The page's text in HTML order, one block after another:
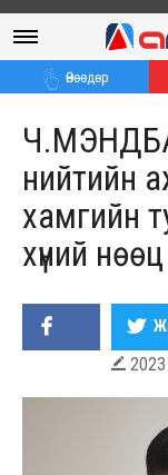
Өнөөдөр
нийтийн
хамгийн
хүний нөөц
